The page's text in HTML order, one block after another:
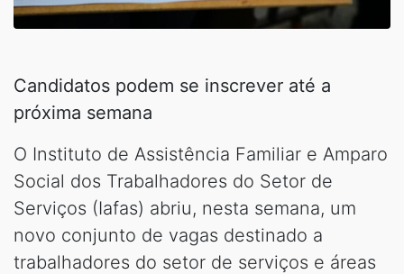
Candidatos podem se inscrever até a
próxima semana
O Instituto de Assistência Familiar e Amparo
Social dos Trabalhadores do Setor de
Serviços (Iafas) abriu, nesta semana, um
novo conjunto de vagas destinado a
trabalhadores do setor de serviços e áreas